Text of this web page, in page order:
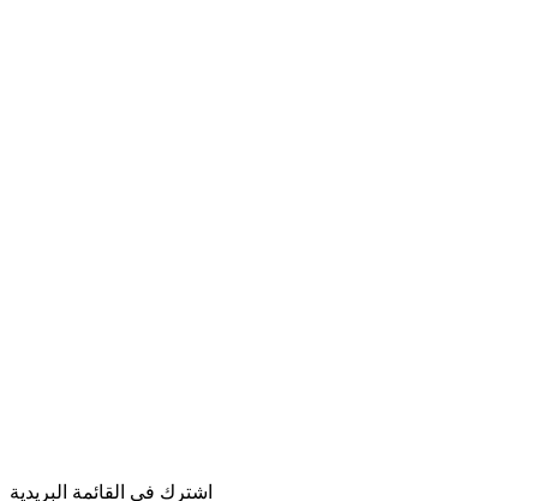
اشترك في القائمة البريدية